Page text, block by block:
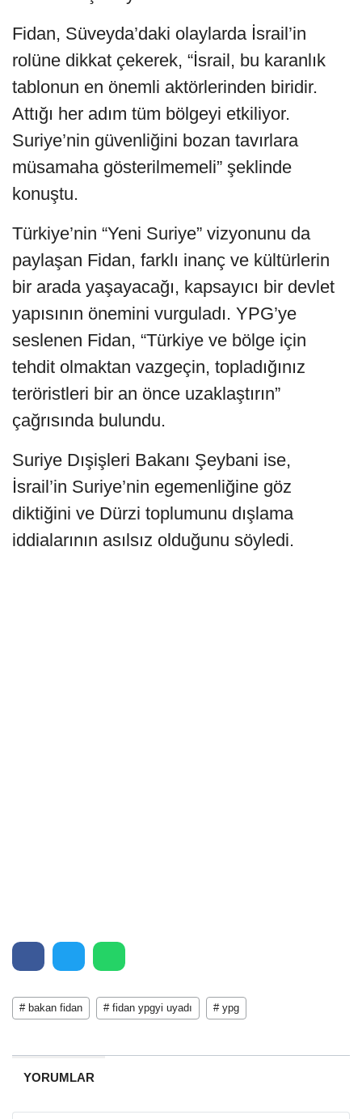
Fidan, Süveyda’daki olaylarda İsrail’in
rolüne dikkat çekerek, “İsrail, bu karanlık
tablonun en önemli aktörlerinden biridir.
Attığı her adım tüm bölgeyi etkiliyor.
Suriye’nin güvenliğini bozan tavırlara
müsamaha gösterilmemeli” şeklinde
konuştu.
Türkiye’nin “Yeni Suriye” vizyonunu da
paylaşan Fidan, farklı inanç ve kültürlerin
bir arada yaşayacağı, kapsayıcı bir devlet
yapısının önemini vurguladı. YPG’ye
seslenen Fidan, “Türkiye ve bölge için
tehdit olmaktan vazgeçin, topladığınız
teröristleri bir an önce uzaklaştırın”
çağrısında bulundu.
Suriye Dışişleri Bakanı Şeybani ise,
İsrail’in Suriye’nin egemenliğine göz
diktiğini ve Dürzi toplumunu dışlama
iddialarının asılsız olduğunu söyledi.
# bakan fidan # fidan ypgyi uyadı # ypg
YORUMLAR